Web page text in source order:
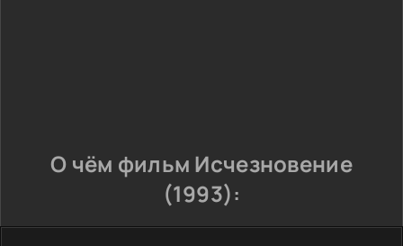
О чём фильм Исчезновение
(1993):